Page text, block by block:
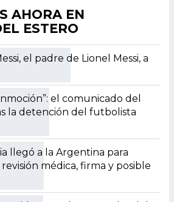
AHORA EN
ESTERO
el padre de Lionel Messi, a
el comunicado del
la detención del futbolista
llegó a la Argentina para
médica, firma y posible